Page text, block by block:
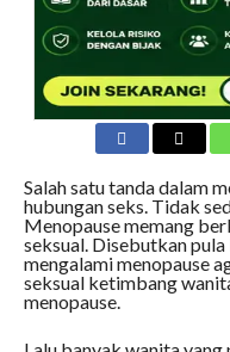
Salah satu tanda dalam
hubungan seks. Tidak
Menopause memang
seksual. Disebutkan
mengalami menopause
seksual ketimbang
menopause.